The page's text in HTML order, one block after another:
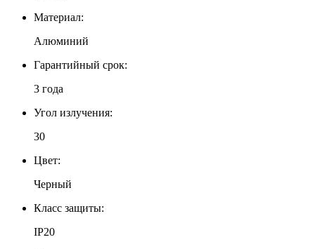
Материал:
Алюминий
Гарантийный срок:
3 года
Угол излучения:
30
Цвет:
Черный
Класс защиты:
IP20